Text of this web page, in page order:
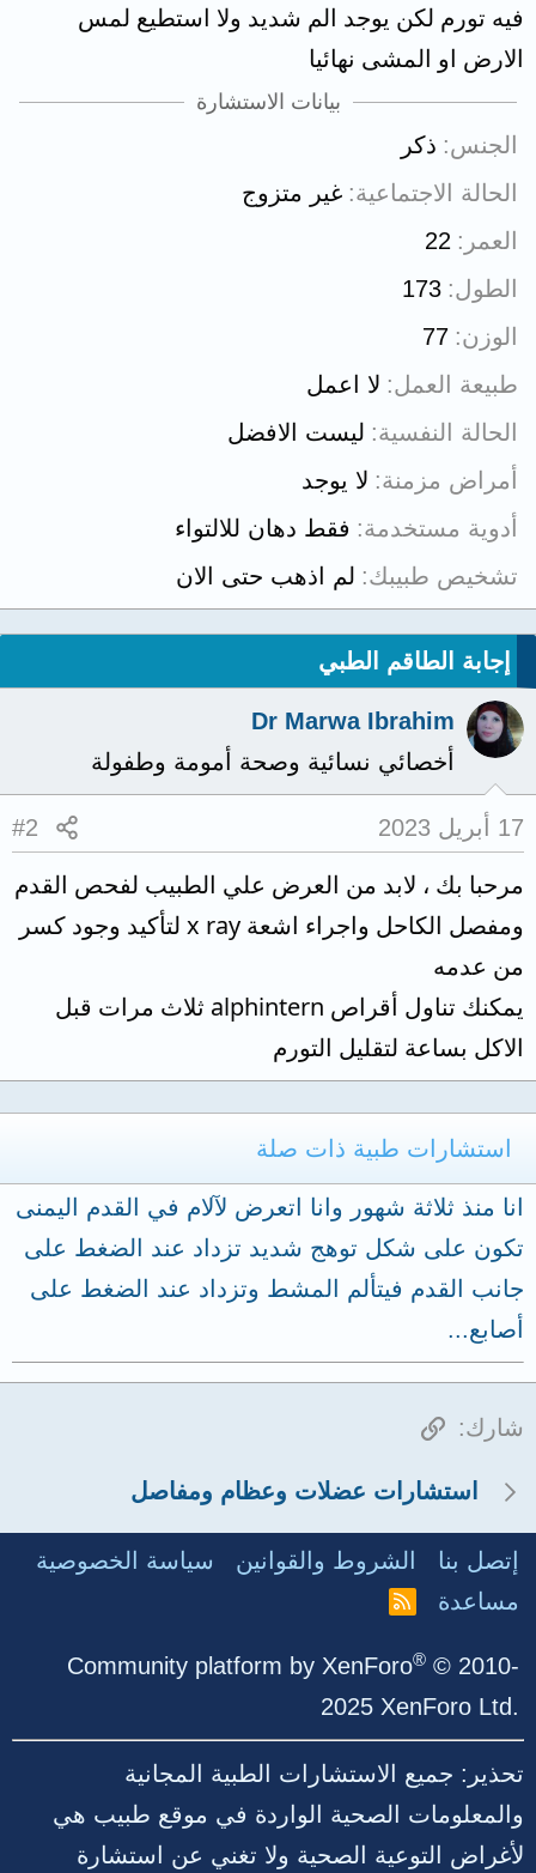
فيه تورم لكن يوجد الم شديد ولا استطيع لمس
الارض او المشى نهائيا
بيانات الاستشارة
الجنس ذكر
الحالة الاجتماعية غير متزوج
العمر
22
الطول 173
الوزن 77
طبيعة العمل لا اعمل
الحالة النفسية ليست الافضل
أمراض مزمنة لا يوجد
أدوية مستخدمة
فقط دهان للالتواء
تشخيص طبيبك لم اذهب حتى الان
إجابة الطاقم الطبي
Dr Marwa Ibrahim
أخصائي نسائية وصحة أمومة وطفولة
17 أبريل 2023 #2
مرحبا بك ، لابد من العرض علي الطبيب لفحص القدم
ومفصل الكاحل واجراء اشعة x ray لتأكيد وجود كسر
من عدمه
يمكنك تناول أقراص alphintern ثلاث مرات قبل
الاكل بساعة لتقليل التورم
استشارات طبية ذات صلة
انا منذ ثلاثة شهور وانا اتعرض لآلام في القدم اليمنى
تكون على شكل توهج شديد تزداد عند الضغط على
جانب القدم فيتألم المشط وتزداد عند الضغط على
أصابع...
شارك: الرابط
استشارات عضلات وعظام ومفاصل
إتصل بنا الشروط والقوانين
سياسة الخصوصية
مساعدة
R
S
Community platform by XenForo® © 2010-
2025 XenForo Ltd.
تحذير: جميع الاستشارات الطبية المجانية
والمعلومات الصحية الواردة في موقع طبيب هي
لأغراض التوعية الصحية ولا تغني عن استشارة